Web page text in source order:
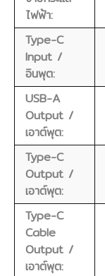
ไฟฟ้า:
Type-C
Input /
อินพุต:
USB-A
Output /
เอาต์พุต:
Type-C
Output /
เอาต์พุต:
Type-C
Cable
Output /
เอาต์พุต: